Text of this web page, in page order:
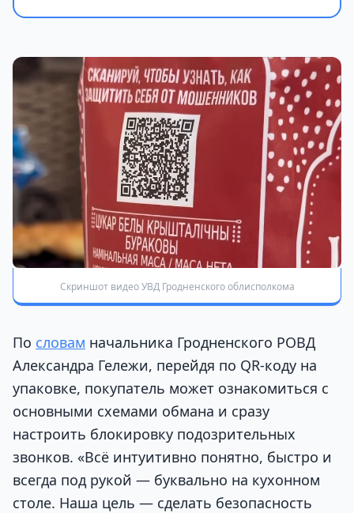
Скриншот видео УВД Гродненского облисполкома
По словам начальника Гродненского РОВД
Александра Гележи, перейдя по QR-коду на
упаковке, покупатель может ознакомиться с
основными схемами обмана и сразу
настроить блокировку подозрительных
звонков. «Всё интуитивно понятно, быстро и
всегда под рукой — буквально на кухонном
столе. Наша цель — сделать безопасность